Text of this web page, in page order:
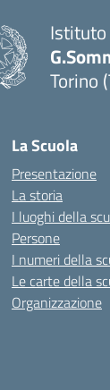
Istituto
Torino
La Scuola
Presentazione
La storia
I luoghi della
Persone
I numeri della
Le carte della
Organizzazione